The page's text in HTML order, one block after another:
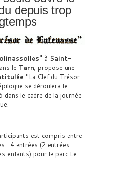
depuis trop
à Saint-
le Tarn, propose une
La Clef du Trésor
se déroulera le
dans le cadre de la journée
est compris entre
: 4 entrées (2 entrées
enfants) pour le parc Le